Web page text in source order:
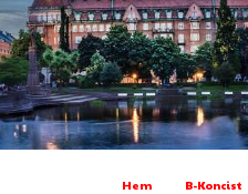
Hem B-Koncist